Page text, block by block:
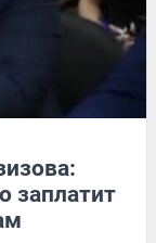
заплатит